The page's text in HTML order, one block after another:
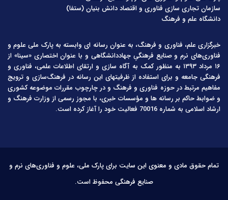
سازمان تجاری سازی فناوری و اقتصاد دانش بنیان (ستفا)
دانشگاه علم و فرهنگ
خبرگزاری علم، فناوری و فرهنگ، به عنوان رسانه ای وابسته به پارک ملی علوم و
فناوری‌های نرم و صنایع فرهنگیِ جهاددانشگاهی و با عنوان اختصاری «سینا» از
۱۶ مرداد ۱۳۹۳ به منظور کمک به آگاه سازی و ارتقای اطلاعات علمی، فناوری و
فرهنگی جامعه و برای استفاده از ظرفیتهای این رسانه در فرهنگ‌سازی و ترویج
مفاهیم مرتبط در حوزه فناوری و فرهنگ و در چارچوب مقررات موضوعه کشوری
و ضوابط حاکم بر رسانه ها و مؤسسات خبری، با مجوز رسمی از وزارت فرهنگ و
ارشاد اسلامی به شماره 70016 فعالیت خود را آغاز کرده است.
تمام حقوق مادی و معنوی این سایت برای پارک ملی، علوم و فناوری‌های نرم و
صنایع فرهنگی محفوظ است.